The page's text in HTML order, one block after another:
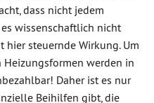
dass nicht jedem
wissenschaftlich nicht
hier steuernde Wirkung. Um
Heizungsformen werden in
Daher ist es nur
Beihilfen gibt, die